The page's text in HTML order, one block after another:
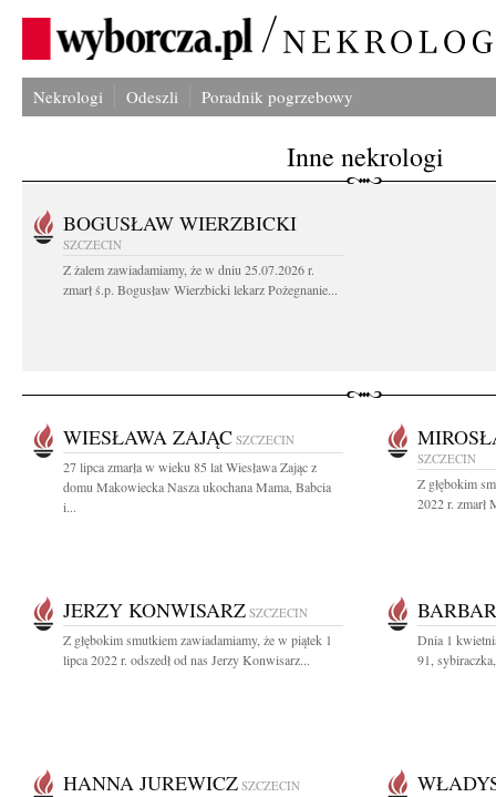
Nekrologi Odeszli Poradnik pogrzebowy
Inne nekrologi
BOGUSŁAW WIERZBICKI
SZCZECIN
Z żalem zawiadamiamy, że w dniu 25.07.2026 r.
zmarł ś.p. Bogusław Wierzbicki lekarz Pożegnanie...
WIESŁAWA ZAJĄC SZCZECIN
27 lipca zmarła w wieku 85 lat Wiesława Zając z
domu Makowiecka Nasza ukochana Mama, Babcia
i...
SZCZECIN
Z głębokim
2022 r. zmarł
JERZY KONWISARZ SZCZECIN
Z głębokim smutkiem zawiadamiamy, że w piątek 1
lipca 2022 r. odszedł od nas Jerzy Konwisarz...
Dnia 1
91,
HANNA JUREWICZ SZCZECIN